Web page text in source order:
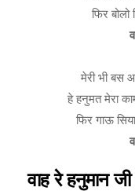
फिर बोलो
मेरी भी बस
हे हनुमत मेरा
फिर गाऊ
वाह रे हनुमान